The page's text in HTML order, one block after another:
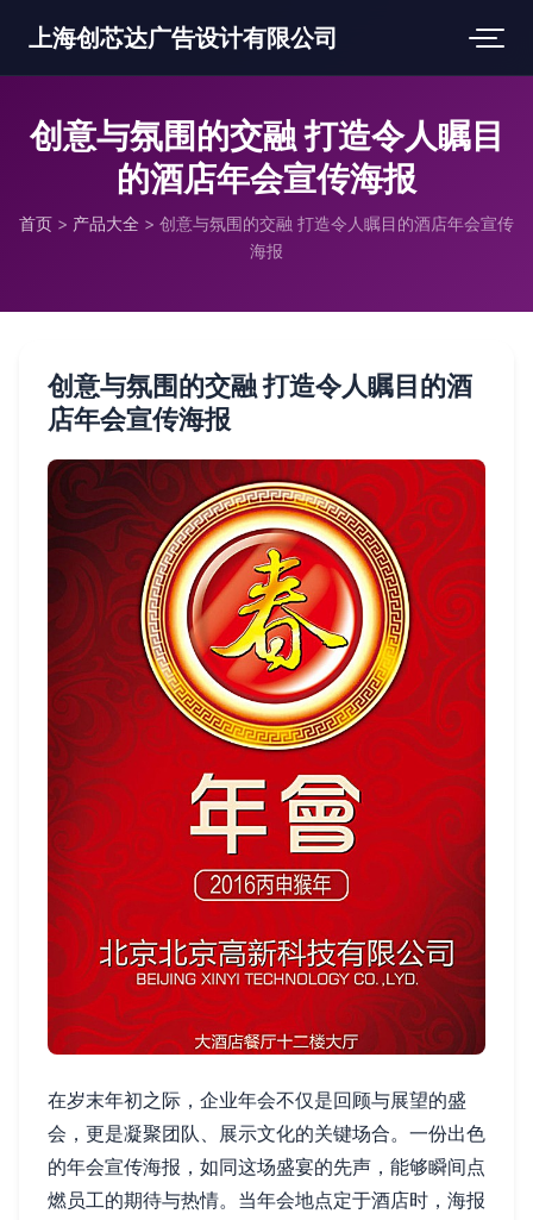
上海创芯达广告设计有限公司
创意与氛围的交融 打造令人瞩目
的酒店年会宣传海报
首页 > 产品大全 > 创意与氛围的交融 打造令人瞩目的酒店年会宣传
海报
创意与氛围的交融 打造令人瞩目的酒
店年会宣传海报
在岁末年初之际，企业年会不仅是回顾与展望的盛
会，更是凝聚团队、展示文化的关键场合。一份出色
的年会宣传海报，如同这场盛宴的先声，能够瞬间点
燃员工的期待与热情。当年会地点定于酒店时，海报